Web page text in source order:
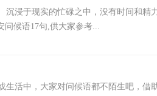
沉浸于现实的忙碌之中，没有时间和精
问候语17句,供大家参考...
活中，大家对问候语都不陌生吧，借